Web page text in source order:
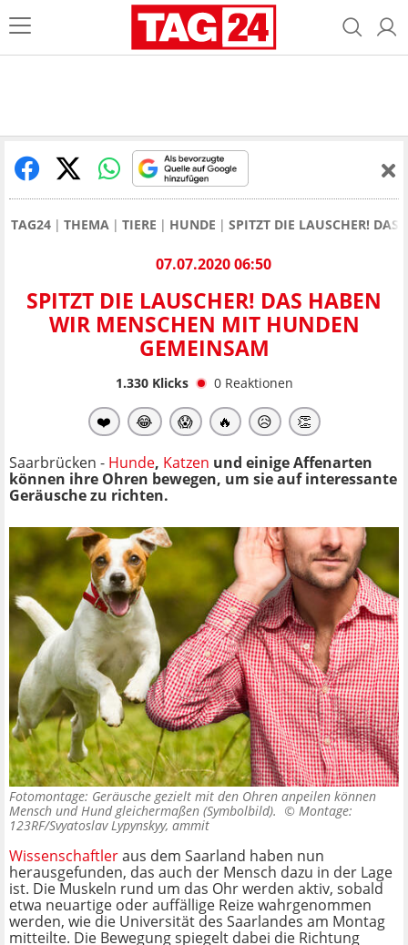
TAG24 THEMA TIERE HUNDE SPITZT DIE LAUSCHER!
07.07.2020 06:50
SPITZT DIE LAUSCHER! DAS HABEN
WIR MENSCHEN MIT HUNDEN
GEMEINSAM
1.330Klicks 0 Reaktionen
❤️ 😂 😱 🔥 😥 👏
Saarbrücken - Hunde, Katzen und einige Affenarten
können ihre Ohren bewegen, um sie auf interessante
Geräusche zu richten.
Fotomontage: Geräusche gezielt mit den Ohren anpeilen können
Mensch und Hund gleichermaßen (Symbolbild). © Montage:
123RF/Svyatoslav Lypynskyy, ammit
Wissenschaftleraus dem Saarland haben nun
herausgefunden, das auch der Mensch dazu in der Lage
ist. Die Muskeln rund um das Ohr werden aktiv, sobald
etwa neuartige oder auffällige Reize wahrgenommen
werden, wie die Universität des Saarlandes am Montag
mitteilte. Die Bewegung spiegelt dabei die Richtung